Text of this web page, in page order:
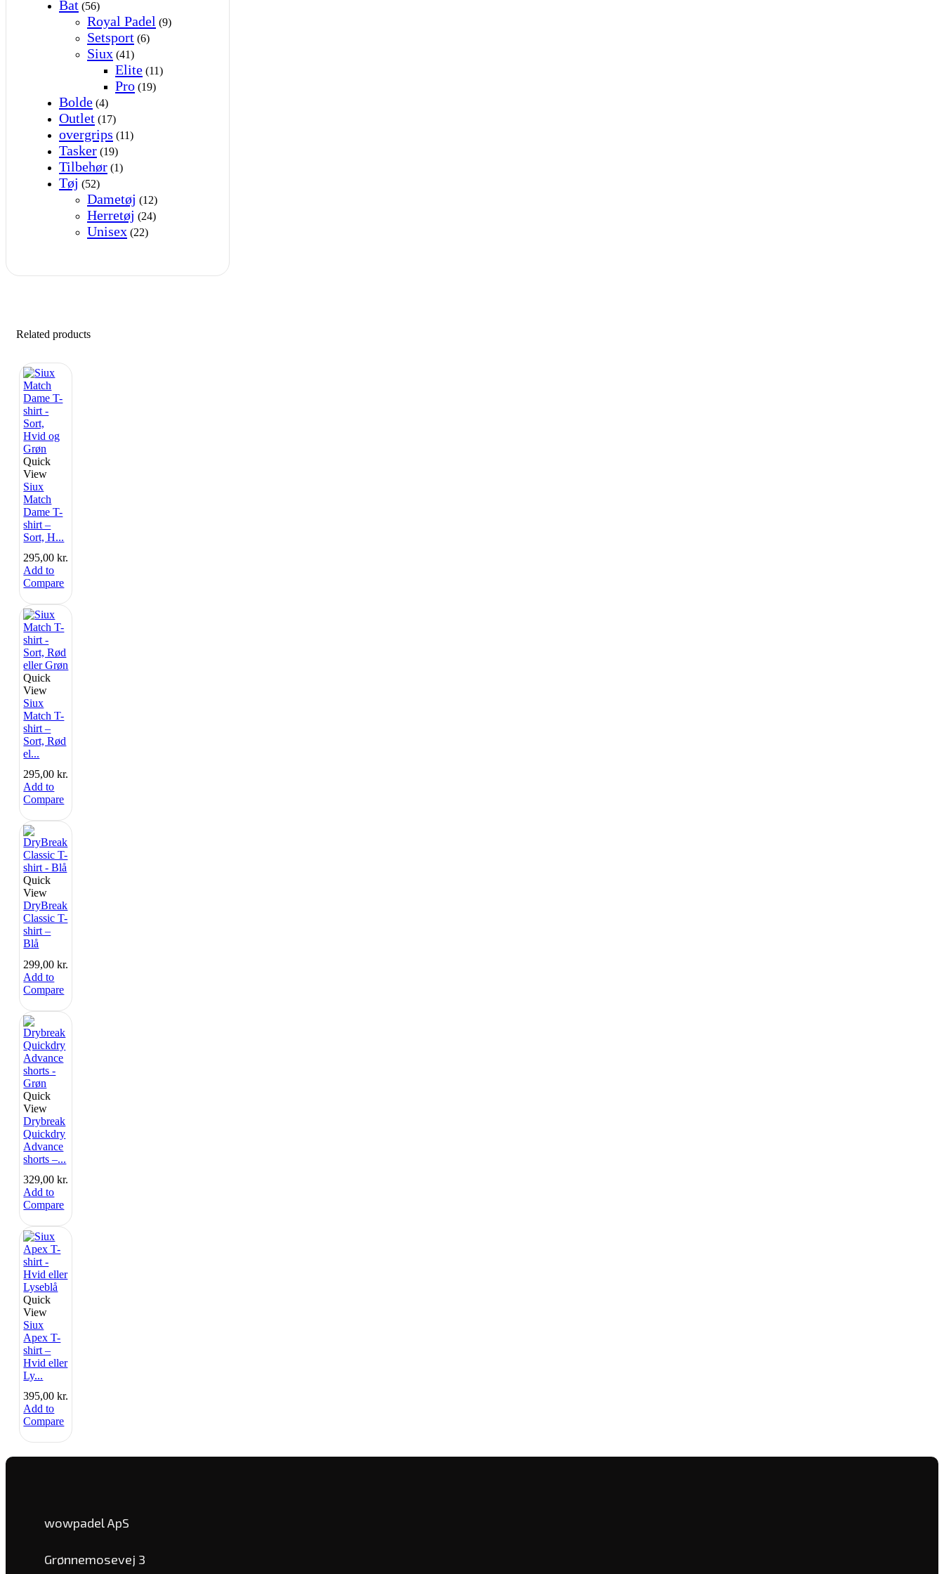
Bat (56)
Royal Padel (9)
Setsport (6)
Siux (41)
Elite (11)
Pro (19)
Bolde (4)
Outlet (17)
overgrips (11)
Tasker (19)
Tilbehør (1)
Tøj (52)
Dametøj (12)
Herretøj (24)
Unisex (22)
Related products
Quick
View
Siux
Match
Dame T-
shirt –
Sort, H...
295,00kr.
Add to
Compare
Quick
View
Siux
Match T-
shirt –
Sort, Rød
el...
295,00kr.
Add to
Compare
Quick
View
DryBreak
Classic T-
shirt –
Blå
299,00kr.
Add to
Compare
Quick
View
Drybreak
Quickdry
Advance
shorts –...
329,00kr.
Add to
Compare
Quick
View
Siux
Apex T-
shirt –
Hvid eller
Ly...
395,00kr.
Add to
Compare
wowpadel ApS
Grønnemosevej 3